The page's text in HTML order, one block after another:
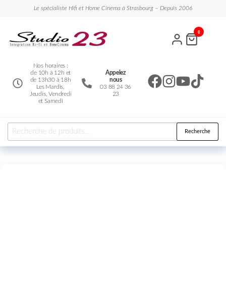
Le spécialiste Hifi et Home Cinema à Strasbourg – Depuis 2006
Nos horaires :
de 10h à 12h et
de 13h30 à 18h
Les Mardis,
Jeudis, Vendredi
et Samedi
Appelez
nous
03 88 24 36
23
0
Recherche